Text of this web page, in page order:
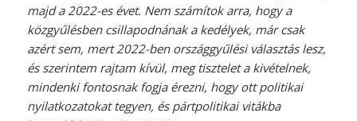
majd a 2022-es évet. Nem számítok arra, hogy a
közgyűlésben csillapodnának a kedélyek, már csak
azért sem, mert 2022-ben országgyűlési választás lesz,
és szerintem rajtam kívül, meg tisztelet a kivételnek,
mindenki fontosnak fogja érezni, hogy ott politikai
nyilatkozatokat tegyen, és pártpolitikai vitákba